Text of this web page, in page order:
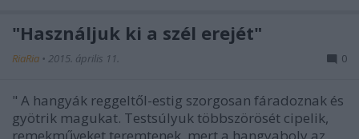
"Használjuk ki a szél erejét"
RiaRia • 2015. április 11. 0
" A hangyák reggeltől-estig szorgosan fáradoznak és
gyötrik magukat. Testsúlyuk többszörösét cipelik,